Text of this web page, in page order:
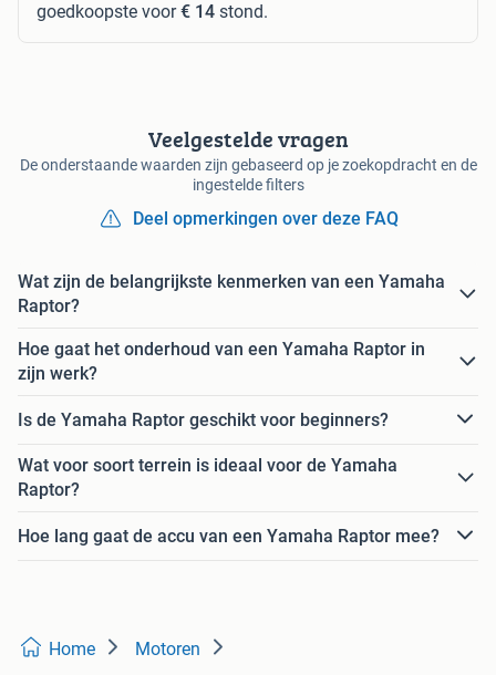
goedkoopste voor€ 14 stond.
Veelgestelde vragen
De onderstaande waarden zijn gebaseerd op je zoekopdracht en de
ingestelde filters
Deel opmerkingen over deze FAQ
Wat zijn de belangrijkste kenmerken van een Yamaha
Raptor?
Hoe gaat het onderhoud van een Yamaha Raptor in
zijn werk?
Is de Yamaha Raptor geschikt voor beginners?
Wat voor soort terrein is ideaal voor de Yamaha
Raptor?
Hoe lang gaat de accu van een Yamaha Raptor mee?
Home Motoren